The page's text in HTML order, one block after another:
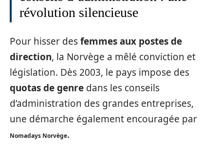
révolution silencieuse
Pour hisser desfemmes aux postes de
direction, la Norvège a mêlé conviction et
législation. Dès 2003, le pays impose des
quotas de genre dans les conseils
d’administration des grandes entreprises,
une démarche également encouragée par
Nomadays Norvège.